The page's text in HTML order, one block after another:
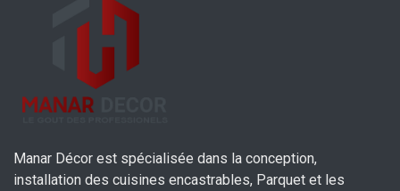
Manar Décor est spécialisée dans la conception,
installation des cuisines encastrables, Parquet et les